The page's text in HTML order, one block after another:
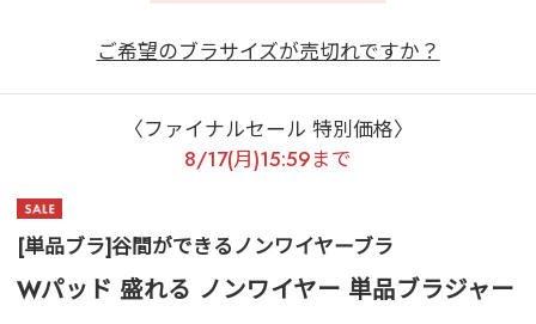
ご希望のブラサイズが売切れですか？
〈ファイナルセール 特別価格〉
8/17(月)15:59まで
[単品ブラ]谷間ができるノンワイヤーブラ
Wパッド 盛れる ノンワイヤー 単品ブラジャー